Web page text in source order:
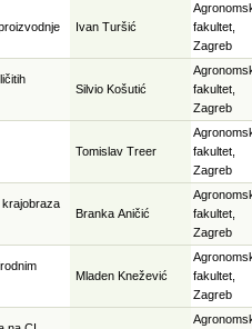
Ivan Turšić
fakultet,
Zagreb
Silvio Košutić
fakultet,
Zagreb
Tomislav Treer
fakultet,
Zagreb
krajobraza
Branka Aničić
fakultet,
Zagreb
Mladen Knežević
fakultet,
Zagreb